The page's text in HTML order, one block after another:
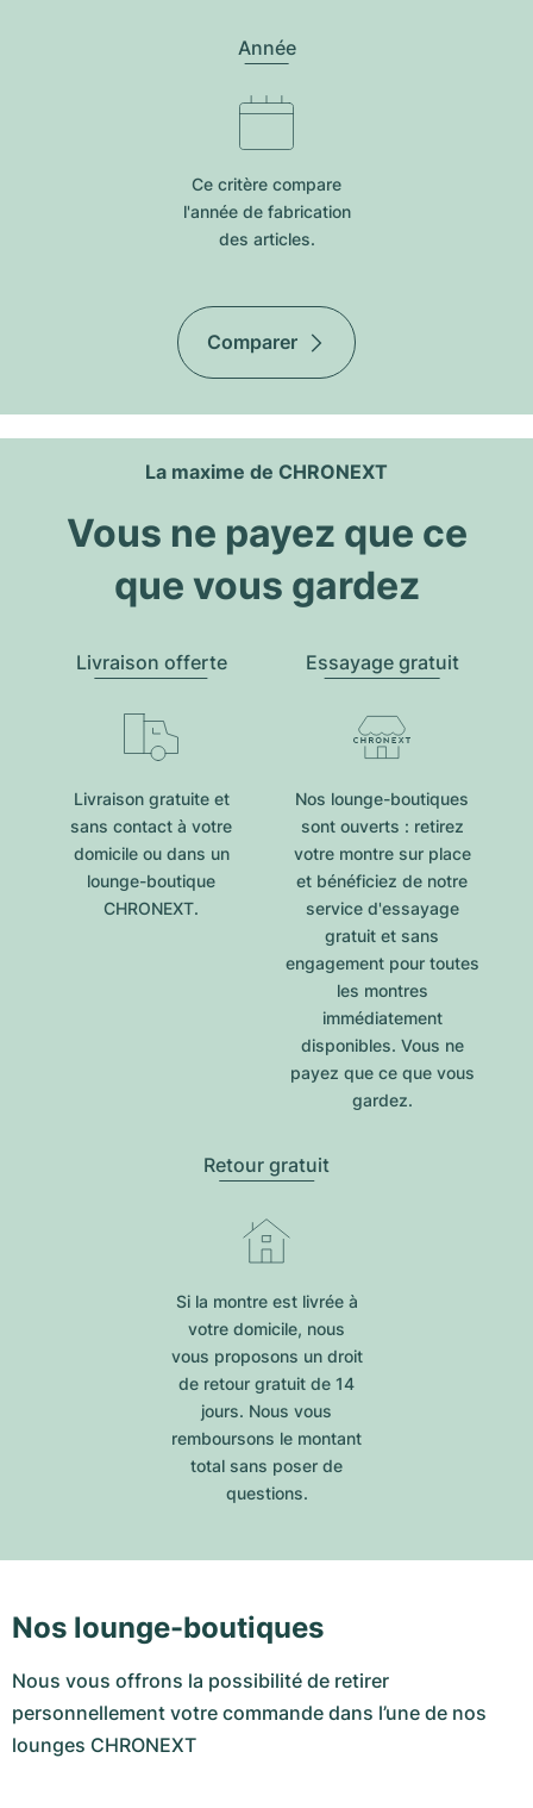
Année
Ce critère compare
l'année de fabrication
des articles.
Comparer
La maxime de CHRONEXT
Vous ne payez que ce
que vous gardez
Livraison offerte
Livraison gratuite et
sans contact à votre
domicile ou dans un
lounge-boutique
CHRONEXT.
Essayage gratuit
Nos lounge-boutiques
sont ouverts : retirez
votre montre sur place
et bénéficiez de notre
service d'essayage
gratuit et sans
engagement pour toutes
les montres
immédiatement
disponibles. Vous ne
payez que ce que vous
gardez.
Retour gratuit
Si la montre est livrée à
votre domicile, nous
vous proposons un droit
de retour gratuit de 14
jours. Nous vous
remboursons le montant
total sans poser de
questions.
Nos lounge-boutiques
Nous vous offrons la possibilité de retirer
personnellement votre commande dans l’une de nos
lounges CHRONEXT